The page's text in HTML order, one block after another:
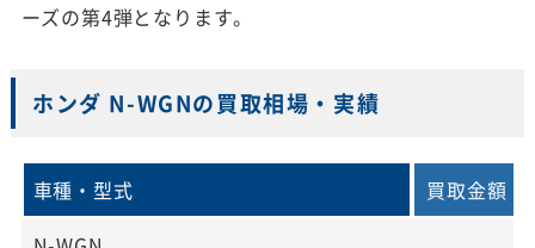
ーズの第4弾となります。
ホンダ N-WGNの買取相場・実績
車種・型式
買取金額